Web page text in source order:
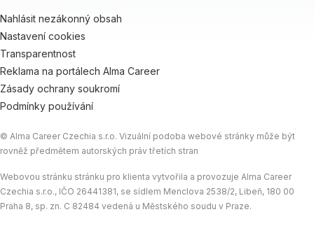
Nahlásit nezákonný obsah
Nastavení cookies
Transparentnost
Reklama na portálech Alma Career
Zásady ochrany soukromí
Podmínky používání
© Alma Career Czechia s.r.o. Vizuální podoba webové stránky může být
rovněž předmětem autorských práv třetích stran
Webovou stránku stránku pro klienta vytvořila a provozuje Alma Career
Czechia s.r.o., IČO 26441381, se sídlem Menclova 2538/2, Libeň, 180 00
Praha 8, sp. zn. C 82484 vedená u Městského soudu v Praze.